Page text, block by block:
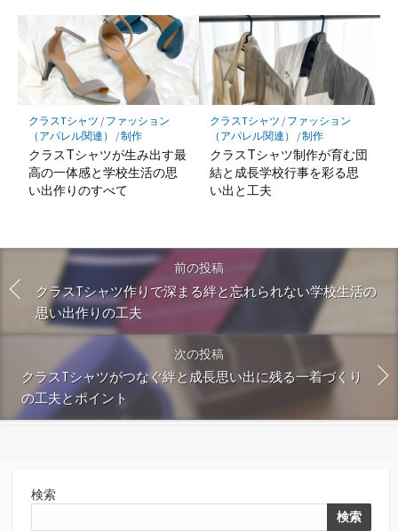
クラスTシャツ / ファッション
（アパレル関連）
/制作
クラスTシャツが生み出す最
高の一体感と学校生活の思
い出作りのすべて
クラスTシャツ / ファッション
（アパレル関連）
/制作
クラスTシャツ制作が育む団
結と成長学校行事を彩る思
い出と工夫
前の投稿
クラスTシャツ作りで深まる絆と忘れられない学校生活の
思い出作りの工夫
次の投稿
クラスTシャツがつなぐ絆と成長思い出に残る一着づくり
の工夫とポイント
検索
検索